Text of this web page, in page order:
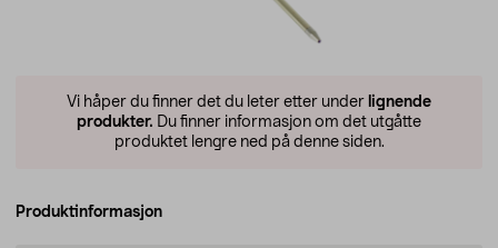
Vi håper du finner det du leter etter under lignende
produkter. Du finner informasjon om det utgåtte
produktet lengre ned på denne siden.
Produktinformasjon